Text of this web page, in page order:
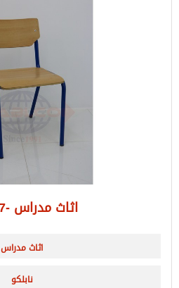
اثاث مدراس -cc-357
اثاث مدراس
نابلكو